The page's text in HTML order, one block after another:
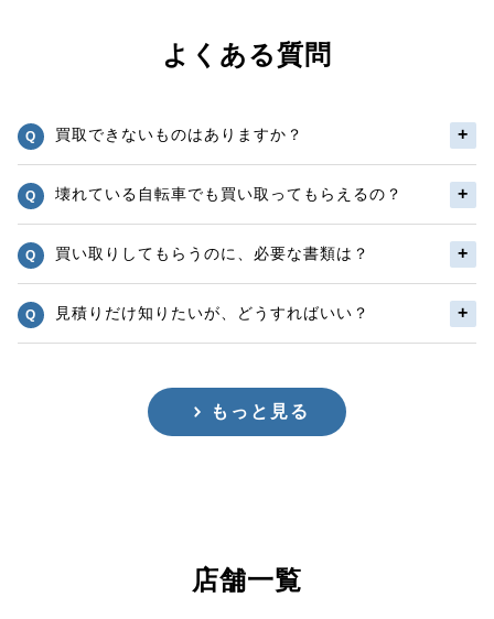
よくある質問
買取できないものはありますか？
壊れている自転車でも買い取ってもらえるの？
買い取りしてもらうのに、必要な書類は？
見積りだけ知りたいが、どうすればいい？
もっと見る
店舗一覧